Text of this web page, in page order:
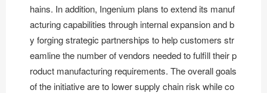
hains. In addition, Ingenium plans to extend its manuf
acturing capabilities through internal expansion and b
y forging strategic partnerships to help customers str
eamline the number of vendors needed to fulfill their p
roduct manufacturing requirements. The overall goals
of the initiative are to lower supply chain risk while co